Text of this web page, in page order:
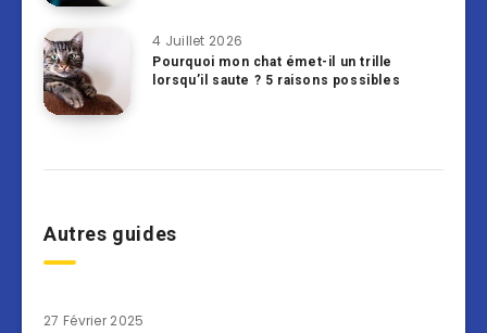
4 Juillet 2026
Pourquoi mon chat émet-il un trille
lorsqu’il saute ? 5 raisons possibles
Autres guides
27 Février 2025